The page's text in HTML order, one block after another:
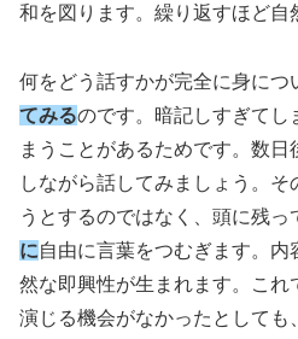
和を図ります。繰り返すほど自
何をどう話すかが完全に身につ
てみるのです。暗記しすぎてし
まうことがあるためです。数
しながら話してみましょう。
うとするのではなく、頭に残っ
に自由に言葉をつむぎます。
然な即興性が生まれます。これ
演じる機会がなかったとして